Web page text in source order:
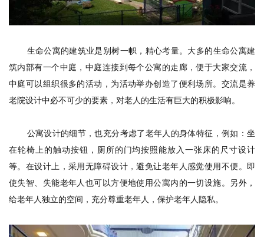
生命公寓的建筑业是别树一帜，精心考量。大多的生命公寓建
筑内部有一个中庭，中庭连接到每个公寓的走廊，便于大家交流，
中庭可以组织很多的活动，为活动举办创造了便利场所。交流是养
老院设计中必不可少的要素，对老人的生活有巨大的积极影响。
公寓设计的细节，也充分考虑了老年人的身体特征，例如：坐
在轮椅上的触动按钮，厕所的门均按照能放入一张床的尺寸设计
等。在设计上，采用无障碍设计，避免让老年人感觉使用不便。即
使失智、失能老年人也可以方便地使用公寓内的一切设施。另外，
给老年人独立的空间，充分尊重老年人，保护老年人隐私。